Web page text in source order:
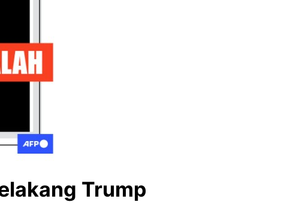
Trump